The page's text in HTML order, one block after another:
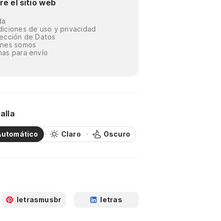
el sitio web
de uso y privacidad
de Datos
somos
para envío
Claro Oscuro
letrasmusbr letras